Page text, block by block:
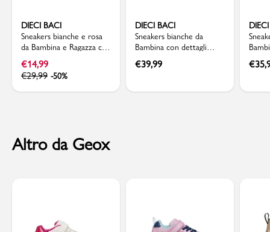
DIECI BACI
Sneakers bianche e rosa
da Bambina e Ragazza con
dettaglio farfalle Dieci
Baci
€14,99
€29,99 -50%
DIECI BACI
Sneakers bianche da
Bambina con dettagli
glitter Dieci Baci
€39,99
Dieci
€
Altro da Geox